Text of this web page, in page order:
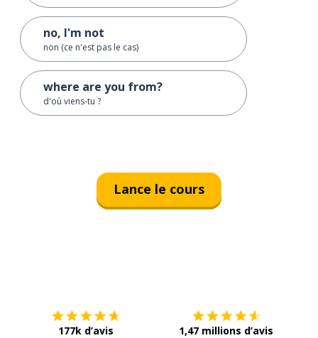
no, I'm not
non (ce n'est pas le cas)
where are you from?
d'où viens-tu ?
Lance le cours
177k d’avis 1,47 millions d’avis